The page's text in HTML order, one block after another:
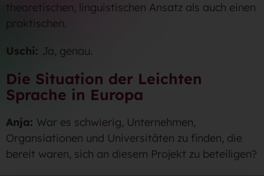
theoretischen, linguistischen Ansatz als auch einen
praktischen.
Uschi: Ja, genau.
Die Situation der Leichten
Sprache in Europa
Anja: War es schwierig, Unternehmen,
Organsiationen und Universitäten zu finden, die
bereit waren, sich an diesem Projekt zu beteiligen?